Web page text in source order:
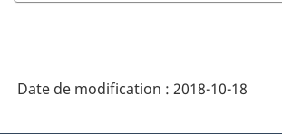
Date de modification : 2018-10-18